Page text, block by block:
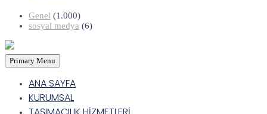
Genel (1.000)
sosyal medya (6)
Primary Menu
ANA SAYFA
KURUMSAL